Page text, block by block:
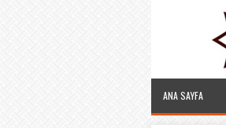
ANA SAYFA